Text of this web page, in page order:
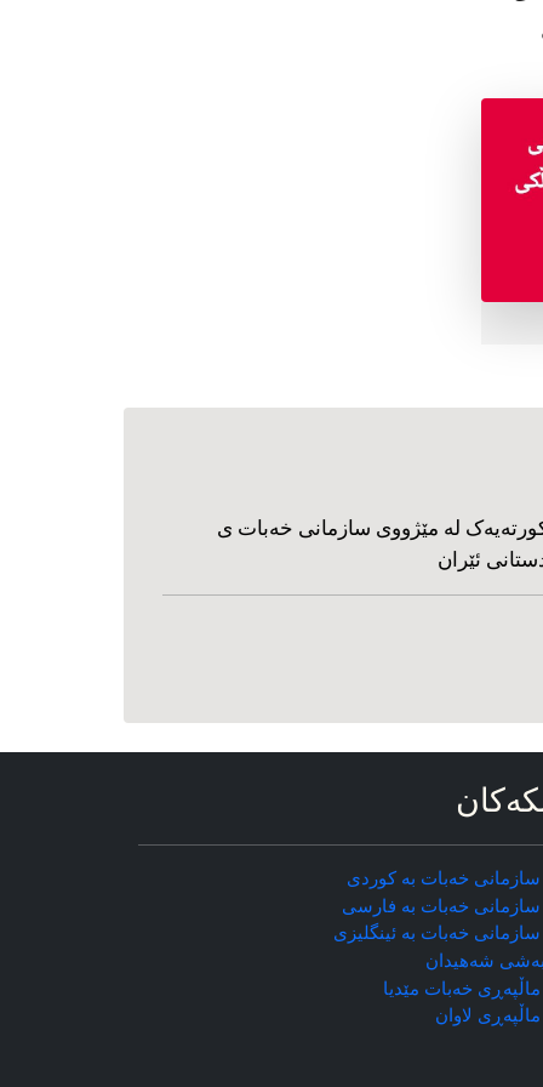
له مێژووی سازمانی خه‌بات ی
ئێران
سازمانی خه‌بات به کوردی
سازمانی خه‌بات به فارسی
سازمانی خه‌بات به ئینگلیزی
شه‌هیدان
خه‌بات مێدیا
ماڵپه‌ڕی لاوان